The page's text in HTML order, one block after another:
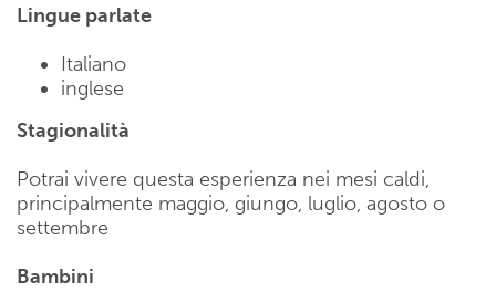
Lingue parlate
Italiano
inglese
Stagionalità
Potrai vivere questa esperienza nei mesi caldi,
principalmente maggio, giungo, luglio, agosto o
settembre
Bambini